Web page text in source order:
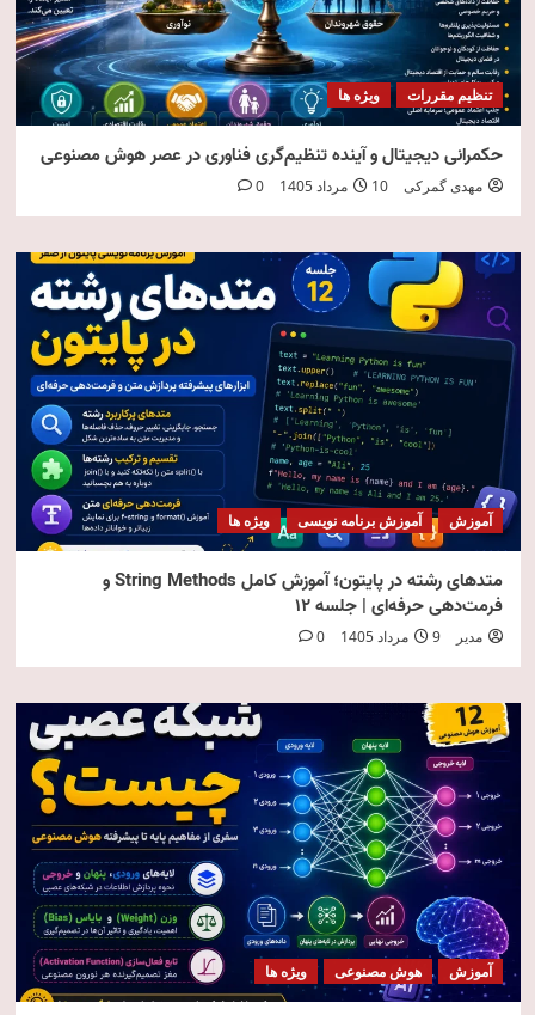
تنظیم مقررات ویژه ها
حکمرانی دیجیتال و آینده تنظیم‌گری فناوری در عصر هوش مصنوعی
مهدی گمرکی 10 مرداد 1405 0
آموزش آموزش برنامه نویسی ویژه ها
متدهای رشته در پایتون؛ آموزش کامل String Methods و
فرمت‌دهی حرفه‌ای | جلسه ۱۲
مدیر 9 مرداد 1405 0
آموزش هوش مصنوعی ویژه ها